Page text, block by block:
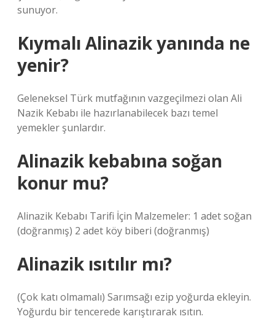
sunuyor.
Kıymalı Alinazik yanında ne
yenir?
Geleneksel Türk mutfağının vazgeçilmezi olan Ali
Nazik Kebabı ile hazırlanabilecek bazı temel
yemekler şunlardır.
Alinazik kebabına soğan
konur mu?
Alinazik Kebabı Tarifi İçin Malzemeler: 1 adet soğan
(doğranmış) 2 adet köy biberi (doğranmış)
Alinazik ısıtılır mı?
(Çok katı olmamalı) Sarımsağı ezip yoğurda ekleyin.
Yoğurdu bir tencerede karıştırarak ısıtın.